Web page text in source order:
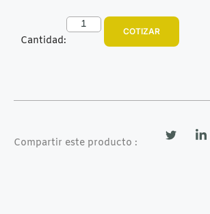
Cantidad:
COTIZAR
Compartir este producto :